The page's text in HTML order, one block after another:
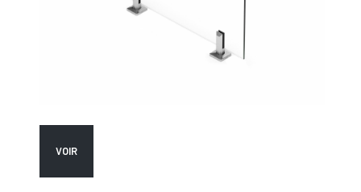
VOIR